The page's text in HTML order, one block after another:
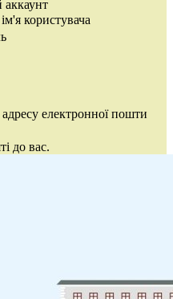
аккаунт
користувача
електронної пошти
до вас.